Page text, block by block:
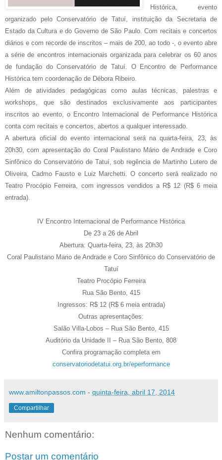
Histórica, evento
organizado pelo Conservatório de Tatuí, instituição da Secretaria de
Estado da Cultura e do Governo de São Paulo. Com recitais e concertos
diários e com recorde de inscritos – mais de 200, ao todo -, o evento abre
a série de encontros internacionais organizada para celebrar os 60 anos
de fundação do Conservatório de Tatuí. O Encontro de Performance
Histórica tem coordenação de Débora Ribeiro.
Além de atividades pedagógicas como aulas técnicas, palestras e
workshops, que são destinados exclusivamente aos participantes
inscritos ao evento, o Encontro Internacional de Performance Histórica
conta com recitais e concertos, abertos a qualquer interessado.
A abertura oficial do evento internacional será na quarta-feira, 23, às
20h30, com apresentação do Coral Paulistano Mário de Andrade e Coro
Sinfônico do Conservatório de Tatuí, sob regência de Martinho Lutero de
Oliveira, Cadmo Fausto e Luiz Marchetti. O concerto será realizado no
Teatro Procópio Ferreira, com ingressos vendidos a R$ 12 (R$ 6 meia
entrada).
IV Encontro Internacional de Performance Histórica
De 23 a 26 de Abril
Abertura: Quarta-feira, 23, às 20h30
Coral Paulistano Mario de Andrade e Coro Sinfônico do Conservatório de
Tatuí
Teatro Procópio Ferreira
Rua São Bento, 415
Ingressos: R$ 12 (R$ 6 meia entrada)
Outras apresentações:
Salão Villa-Lobos – Rua São Bento, 415
Auditório da Unidade II – Rua São Bento, 808
Confira programação completa em
conservatoriodetatui.org.br/eperformance
www.amiltonpassos.com - quinta-feira, abril 17, 2014
Compartilhar
Nenhum comentário:
Postar um comentário